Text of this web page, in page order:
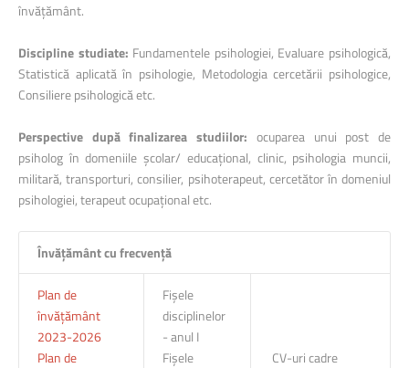
învățământ.
Discipline studiate: Fundamentele psihologiei, Evaluare psihologică,
Statistică aplicată în psihologie, Metodologia cercetării psihologice,
Consiliere psihologică etc.
Perspective după finalizarea studiilor: ocuparea unui post de
psiholog în domeniile școlar/ educațional, clinic, psihologia muncii,
militară, transporturi, consilier, psihoterapeut, cercetător în domeniul
psihologiei, terapeut ocupațional etc.
Învățământ cu frecvență
Plan de
învățământ
2023-2026
Plan de
Fișele
disciplinelor
- anul I
Fișele
CV-uri cadre